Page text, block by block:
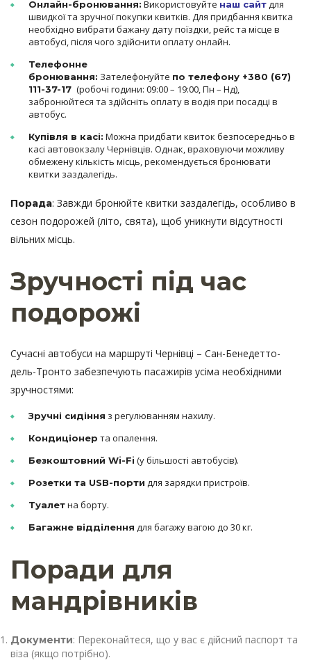
Онлайн-бронювання: Використовуйте наш сайтдля
швидкої та зручної покупки квитків. Для придбання квитка
необхідно вибрати бажану дату поїздки, рейс та місце в
автобусі, після чого здійснити оплату онлайн.
Телефонне
бронювання: Зателефонуйте по телефону +380 (67)
111-37-17 (робочі години: 09:00 – 19:00, Пн – Нд),
забронюйтеся та здійсніть оплату в водія при посадці в
автобус.
Купівля в касі: Можна придбати квиток безпосередньо в
касі автовокзалу Чернівців. Однак, враховуючи можливу
обмежену кількість місць, рекомендується бронювати
квитки заздалегідь.
Порада: Завжди бронюйте квитки заздалегідь, особливо в
сезон подорожей (літо, свята), щоб уникнути відсутності
вільних місць.
Зручності під час
подорожі
Сучасні автобуси на маршруті Чернівці – Сан-Бенедетто-
дель-Тронто забезпечують пасажирів усіма необхідними
зручностями:
Зручні сидіння з регулюванням нахилу.
Кондиціонер та опалення.
Безкоштовний Wi-Fi (у більшості автобусів).
Розетки та USB-порти для зарядки пристроїв.
Туалетна борту.
Багажне відділення для багажу вагою до 30 кг.
Поради для
мандрівників
Документи: Переконайтеся, що у вас є дійсний паспорт та
віза (якщо потрібно).